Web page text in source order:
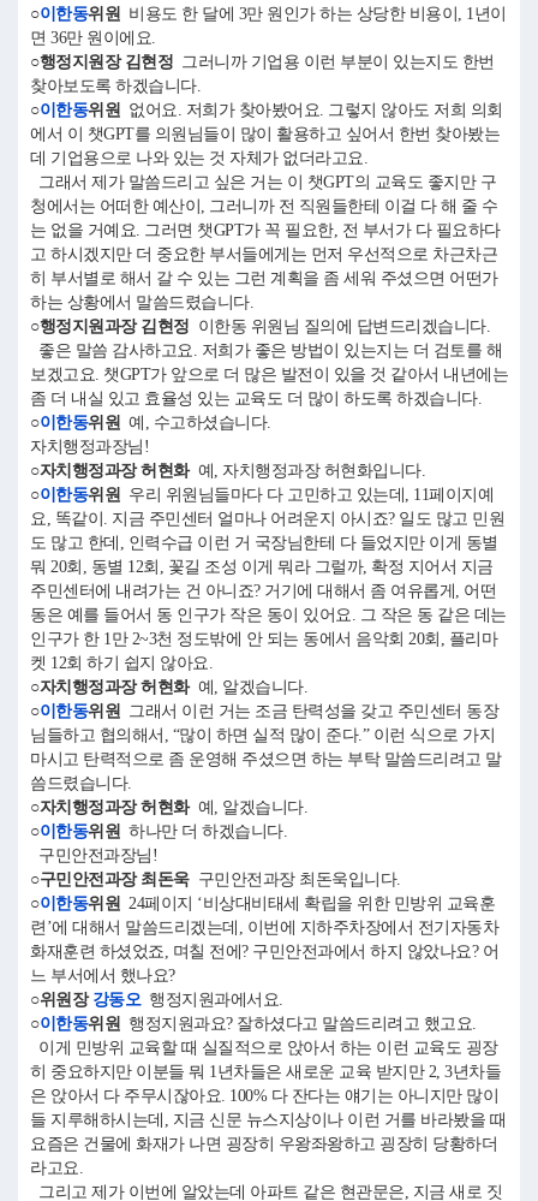
○이한동위원 비용도 한 달에 3만 원인가 하는 상당한 비용이, 1년이
면 36만 원이에요.
○행정지원장 김현정 그러니까 기업용 이런 부분이 있는지도 한번
찾아보도록 하겠습니다.
○이한동위원 없어요. 저희가 찾아봤어요. 그렇지 않아도 저희 의회
에서 이 챗GPT를 의원님들이 많이 활용하고 싶어서 한번 찾아봤는
데 기업용으로 나와 있는 것 자체가 없더라고요.
그래서 제가 말씀드리고 싶은 거는 이 챗GPT의 교육도 좋지만 구
청에서는 어떠한 예산이, 그러니까 전 직원들한테 이걸 다 해 줄 수
는 없을 거예요. 그러면 챗GPT가 꼭 필요한, 전 부서가 다 필요하다
고 하시겠지만 더 중요한 부서들에게는 먼저 우선적으로 차근차근
히 부서별로 해서 갈 수 있는 그런 계획을 좀 세워 주셨으면 어떤가
하는 상황에서 말씀드렸습니다.
○행정지원과장 김현정 이한동 위원님 질의에 답변드리겠습니다.
좋은 말씀 감사하고요. 저희가 좋은 방법이 있는지는 더 검토를 해
보겠고요. 챗GPT가 앞으로 더 많은 발전이 있을 것 같아서 내년에는
좀 더 내실 있고 효율성 있는 교육도 더 많이 하도록 하겠습니다.
○이한동위원 예, 수고하셨습니다.
자치행정과장님!
○자치행정과장 허현화예, 자치행정과장 허현화입니다.
○이한동위원 우리 위원님들마다 다 고민하고 있는데, 11페이지예
요, 똑같이. 지금 주민센터 얼마나 어려운지 아시죠? 일도 많고 민원
도 많고 한데, 인력수급 이런 거 국장님한테 다 들었지만 이게 동별
뭐 20회, 동별 12회, 꽃길 조성 이게 뭐라 그럴까, 확정 지어서 지금
주민센터에 내려가는 건 아니죠? 거기에 대해서 좀 여유롭게, 어떤
동은 예를 들어서 동 인구가 작은 동이 있어요. 그 작은 동 같은 데는
인구가 한 1만 2~3천 정도밖에 안 되는 동에서 음악회 20회, 플리마
켓 12회 하기 쉽지 않아요.
○자치행정과장 허현화예, 알겠습니다.
○이한동위원 그래서 이런 거는 조금 탄력성을 갖고 주민센터 동장
님들하고 협의해서, “많이 하면 실적 많이 준다.” 이런 식으로 가지
마시고 탄력적으로 좀 운영해 주셨으면 하는 부탁 말씀드리려고 말
씀드렸습니다.
○자치행정과장 허현화예, 알겠습니다.
○이한동위원 하나만 더 하겠습니다.
구민안전과장님!
○구민안전과장 최돈욱구민안전과장 최돈욱입니다.
○이한동위원 24페이지 ‘비상대비태세 확립을 위한 민방위 교육훈
련’에 대해서 말씀드리겠는데, 이번에 지하주차장에서 전기자동차
화재훈련 하셨었죠, 며칠 전에? 구민안전과에서 하지 않았나요? 어
느 부서에서 했나요?
○위원장 강동오행정지원과에서요.
○이한동위원 행정지원과요? 잘하셨다고 말씀드리려고 했고요.
이게 민방위 교육할 때 실질적으로 앉아서 하는 이런 교육도 굉장
히 중요하지만 이분들 뭐 1년차들은 새로운 교육 받지만 2, 3년차들
은 앉아서 다 주무시잖아요. 100% 다 잔다는 얘기는 아니지만 많이
들 지루해하시는데, 지금 신문 뉴스지상이나 이런 거를 바라봤을 때
요즘은 건물에 화재가 나면 굉장히 우왕좌왕하고 굉장히 당황하더
라고요.
그리고 제가 이번에 알았는데 아파트 같은 현관문은, 지금 새로 짓